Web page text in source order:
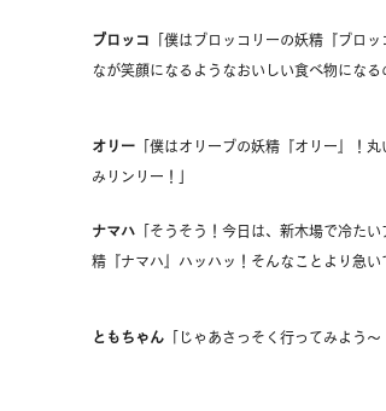
ブロッコ 「僕はブロッコリーの妖精『ブロ
なが笑顔になるようなおいしい食べ物にな
オリー 「僕はオリーブの妖精『オリー』！
みリンリー！」
ナマハ 「そうそう！今日は、新木場で冷た
精『ナマハ』ハッハッ！そんなことより急
ともちゃん 「じゃあさっそく行ってみよう～